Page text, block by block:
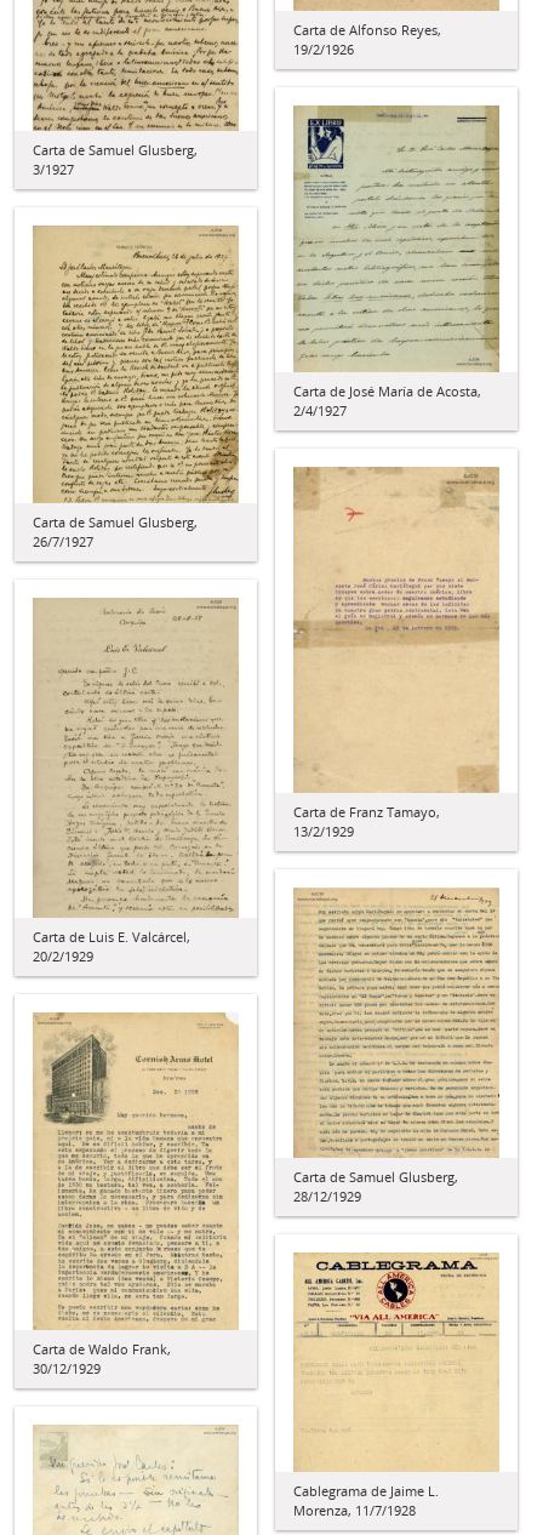
Carta de Alfonso Reyes,
19/2/1926
Carta de Samuel Glusberg,
3/1927
Carta de José María de Acosta,
2/4/1927
Carta de Samuel Glusberg,
26/7/1927
Carta de Franz Tamayo,
13/2/1929
Carta de Luis E. Valcárcel,
20/2/1929
Carta de Samuel Glusberg,
28/12/1929
Carta de Waldo Frank,
30/12/1929
Cablegrama de Jaime L.
Morenza, 11/7/1928